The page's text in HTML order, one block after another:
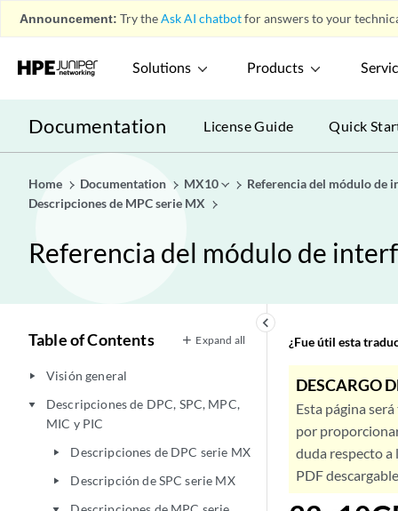
Announcement: Try theAsk AI chatbotfor answers to your
Solutions Products
Documentation License Guide Quick
Home Documentation MX10
Referencia del módulo de
Descripciones de MPC serie MX
Referencia del módulo de
keyboard_arrow_left
Table of Contents Expand all
play_arrow Visión general
play_arrow
Descripciones de DPC, SPC, MPC,
MIC y PIC
play_arrow Descripciones de DPC serie MX
play_arrow Descripción de SPC serie MX
¿Fue útil esta
DESCARGO
Esta página
por
duda respecto a
PDF